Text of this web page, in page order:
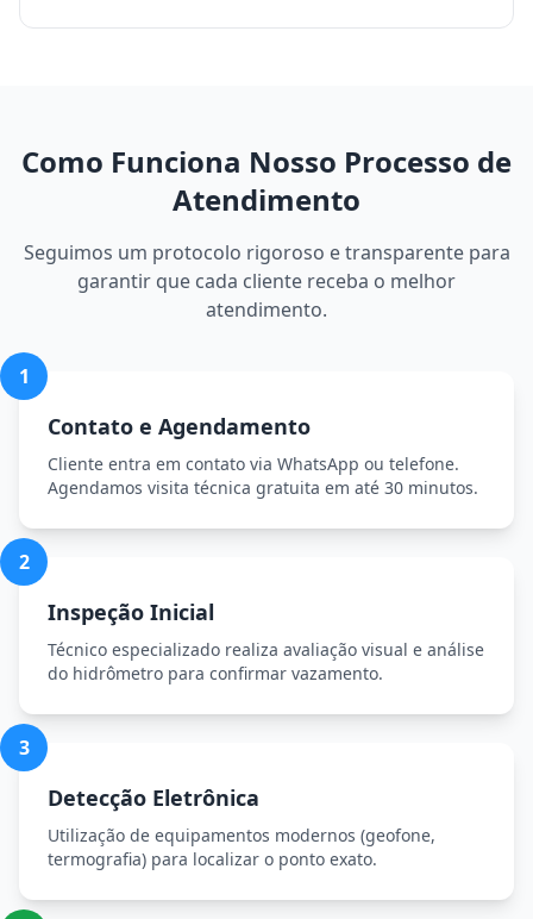
Como Funciona Nosso Processo de
Atendimento
Seguimos um protocolo rigoroso e transparente para
garantir que cada cliente receba o melhor
atendimento.
1
Contato e Agendamento
Cliente entra em contato via WhatsApp ou telefone.
Agendamos visita técnica gratuita em até 30 minutos.
2
Inspeção Inicial
Técnico especializado realiza avaliação visual e análise
do hidrômetro para confirmar vazamento.
3
Detecção Eletrônica
Utilização de equipamentos modernos (geofone,
termografia) para localizar o ponto exato.